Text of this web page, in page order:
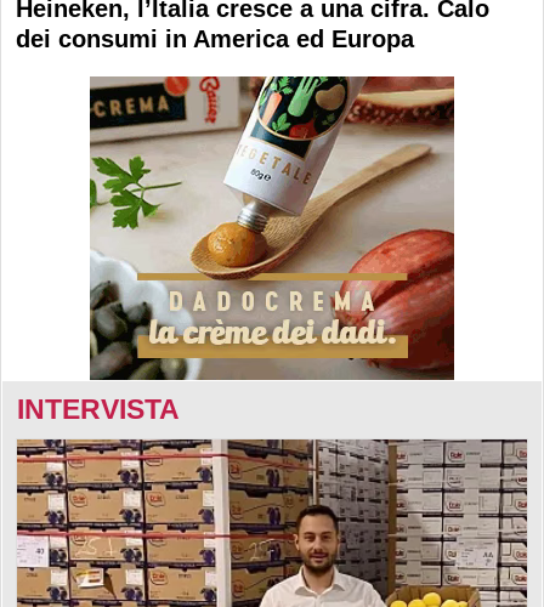
Heineken, l’Italia cresce a una cifra. Calo
dei consumi in America ed Europa
INTERVISTA